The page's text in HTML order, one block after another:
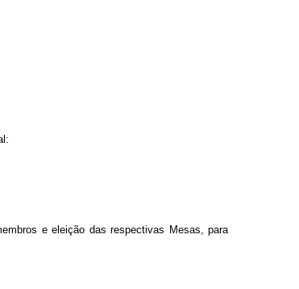
e eleição das respectivas Mesas, para